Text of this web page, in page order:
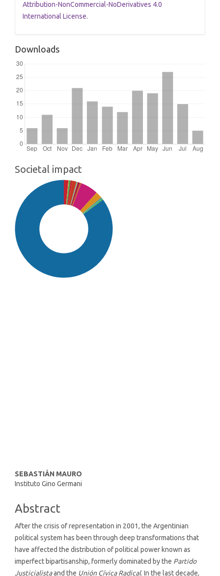
Attribution-NonCommercial-NoDerivatives 4.0
International License.
Downloads
Societal impact
Main
Article
Content
SEBASTIÁN MAURO
Instituto Gino Germani
Abstract
After the crisis of representation in 2001, the Argentinian
political system has been through deep transformations that
have affected the distribution of political power known as
imperfect bipartisanship, formerly dominated by the Partido
Justicialistaand the Unión Cívica Radical. In the last decade,